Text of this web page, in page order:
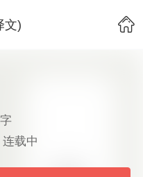
文)
连载中